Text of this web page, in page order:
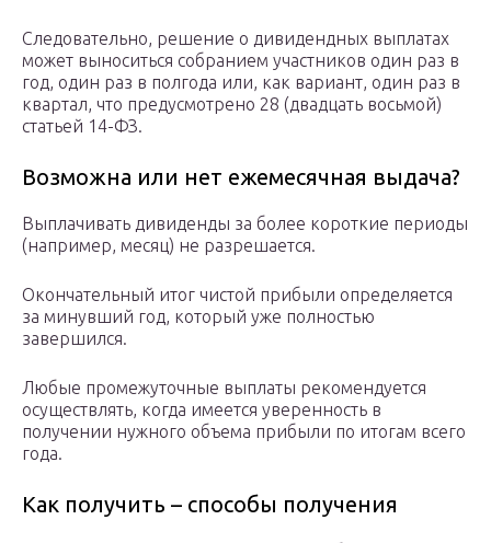
Следовательно, решение о дивидендных выплатах
может выноситься собранием участников один раз в
год, один раз в полгода или, как вариант, один раз в
квартал, что предусмотрено 28 (двадцать восьмой)
статьей 14-ФЗ.
Возможна или нет ежемесячная выдача?
Выплачивать дивиденды за более короткие периоды
(например, месяц) не разрешается.
Окончательный итог чистой прибыли определяется
за минувший год, который уже полностью
завершился.
Любые промежуточные выплаты рекомендуется
осуществлять, когда имеется уверенность в
получении нужного объема прибыли по итогам всего
года.
Как получить – способы получения